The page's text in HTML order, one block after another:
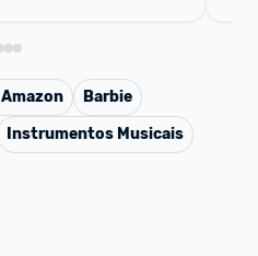
Amazon
Barbie
Instrumentos Musicais